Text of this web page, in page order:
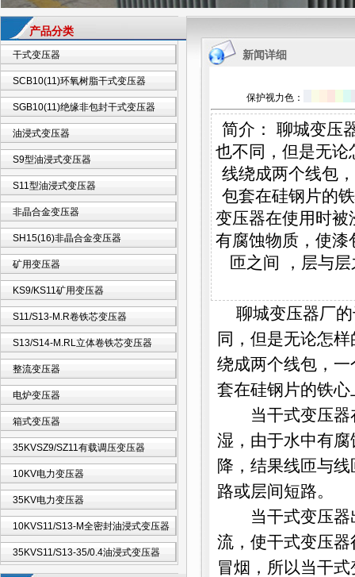
产品分类
干式变压器
SCB10(11)环氧树脂干式变压器
SGB10(11)绝缘非包封干式变压器
油浸式变压器
S9型油浸式变压器
S11型油浸式变压器
非晶合金变压器
SH15(16)非晶合金变压器
矿用变压器
KS9/KS11矿用变压器
S11/S13-M.R卷铁芯变压器
S13/S14-M.RL立体卷铁芯变压器
整流变压器
电炉变压器
箱式变压器
35KVSZ9/SZ11有载调压变压器
10KV电力变压器
35KV电力变压器
10KVS11/S13-M全密封油浸式变压器
35KVS11/S13-35/0.4油浸式变压器
新闻详细
保护视力色：
简介： 聊城变压
也不同，但是无论
线绕成两个线包
包套在硅钢片的
变压器在使用时被
有腐蚀物质，使漆
匝之间 ，层与
聊城变压器厂
同，但是无论怎
绕成两个线包，
套在硅钢片的铁
当干式变压器在
湿，由于水中有
降，结果线匝与
路或层间短路。
当干式变压器出
流，使干式变压
冒烟，所以当干